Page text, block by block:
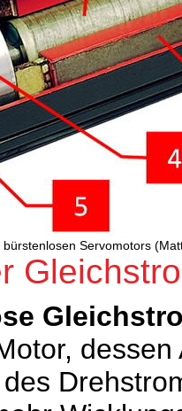
Servomotors